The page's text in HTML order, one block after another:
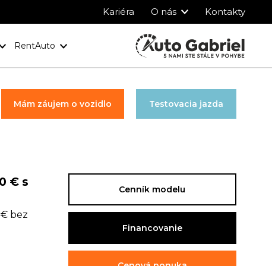
Kariéra O nás Kontakty
RentAuto
Mám záujem o vozidlo Testovacia jazda
€ s
bez
Cenník modelu
Financovanie